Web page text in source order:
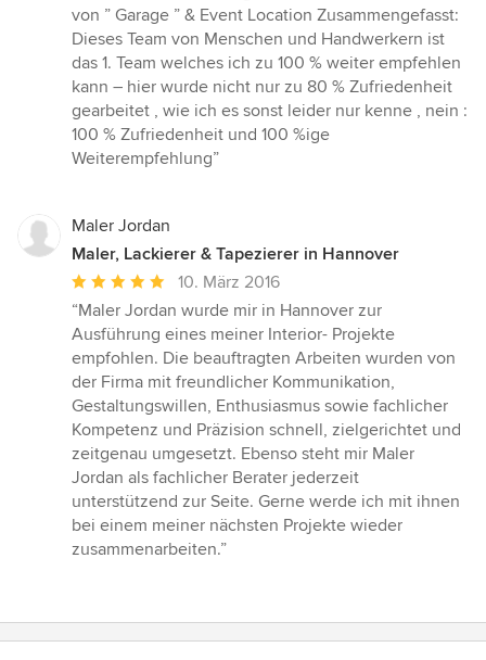
von ” Garage ” & Event Location Zusammengefasst:
Dieses Team von Menschen und Handwerkern ist
das 1. Team welches ich zu 100 % weiter empfehlen
kann – hier wurde nicht nur zu 80 % Zufriedenheit
gearbeitet , wie ich es sonst leider nur kenne , nein :
100 % Zufriedenheit und 100 %ige
Weiterempfehlung”
Maler Jordan
Maler, Lackierer & Tapezierer in Hannover
Durchschnittliche
Bewertung:
5
von
5
Sternen
10. März 2016
“Maler Jordan wurde mir in Hannover zur
Ausführung eines meiner Interior- Projekte
empfohlen. Die beauftragten Arbeiten wurden von
der Firma mit freundlicher Kommunikation,
Gestaltungswillen, Enthusiasmus sowie fachlicher
Kompetenz und Präzision schnell, zielgerichtet und
zeitgenau umgesetzt. Ebenso steht mir Maler
Jordan als fachlicher Berater jederzeit
unterstützend zur Seite. Gerne werde ich mit ihnen
bei einem meiner nächsten Projekte wieder
zusammenarbeiten.”